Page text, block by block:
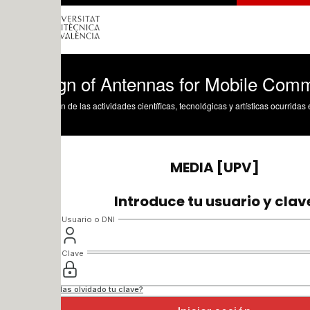
of Antennas for Mobile
de las actividades científicas, tecnológicas y artísticas ocurridas en los tres